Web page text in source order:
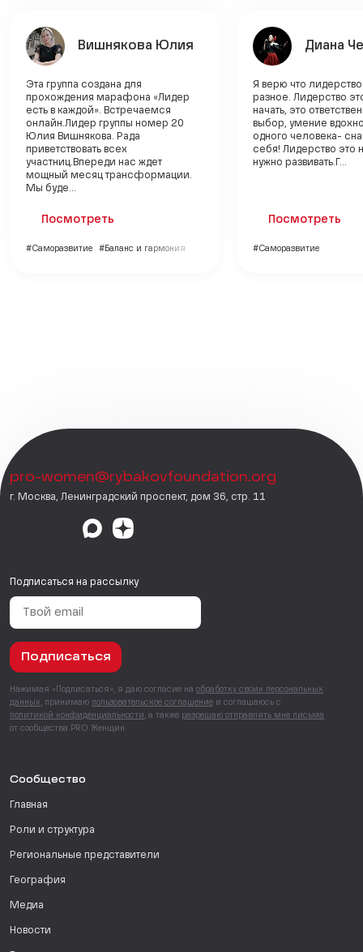
Вишнякова Юлия
Эта группа создана для
прохождения марафона «Лидер
есть в каждой». Встречаемся
онлайн.Лидер группы номер 20
Юлия Вишнякова. Рада
приветствовать всех
участниц.Впереди нас ждет
мощный месяц трансформации.
Мы буде...
Посмотреть
#Саморазвитие #Баланс и гармония
Диана
Я верю что
разное. Лидерство
начать, это
выбор, умение
одного человека-
себя! Лидерство это
нужно развивать.Г...
Посмотреть
#Саморазвитие
pro-women@rybakovfoundation.org
г. Москва, Ленинградский проспект, дом 36, стр. 11
Подписаться на рассылку
Подписаться
Нажимая «Подписаться», я даю согласие на обработку своих персональных
данных , принимаю пользовательское соглашение и соглашаюсь с
политикой конфиденциальности , а также разрешаю отправлять мне письма
от сообщества PRO Женщин.
Сообщество
Главная
Роли и структура
Региональные представители
География
Медиа
Новости